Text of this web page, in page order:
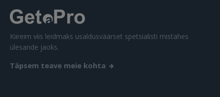
 Sign in with Apple
Ei ole veel registreerunud?
Kiireim viis leidmaks usaldusväärset spetsialisti mistahes
ülesande jaoks.
Täpsem teave meie kohta